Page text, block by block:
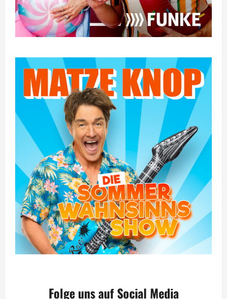
Folge uns auf Social Media